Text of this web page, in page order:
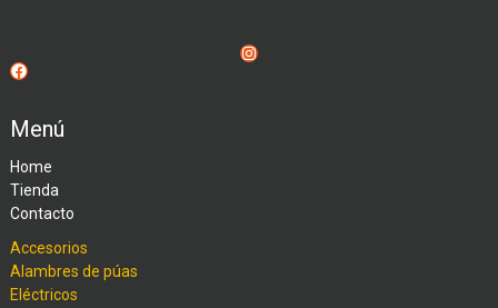
Instagram
Facebook
Menú
Home
Tienda
Contacto
Accesorios
Alambres de púas
Eléctricos